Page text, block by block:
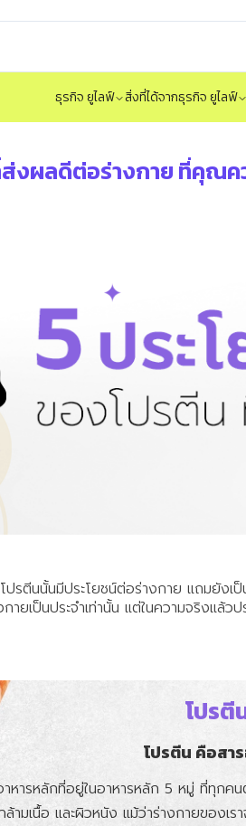
ธุรกิจ ยูไลฟ์ สิ่งที่ได้จากธุรกิจ ยูไลฟ์
ส่งผลดีต่อร่างกาย ที่คุณค
ปรตีนนั้นมีประโยชน์ต่อร่างกาย แถมยัง
ายเป็นประจำเท่านั้น แต่ในความจริงแ
โปรตี
โปรตีน คือสา
าหารหลักที่อยู่ในอาหารหลัก 5 หมู่ ที่ทุกค
ามเนื้อ และผิวหนัง แม้ว่าร่างกายของเ